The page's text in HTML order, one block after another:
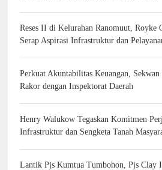
Reses II di Kelurahan Ranomuut, Royke
Serap Aspirasi Infrastruktur dan
Perkuat Akuntabilitas Keuangan,
Rakor dengan Inspektorat Daerah
Henry Walukow Tegaskan Komitmen
Infrastruktur dan Sengketa Tanah
Lantik Pjs Kumtua Tumbohon, Pjs Clay